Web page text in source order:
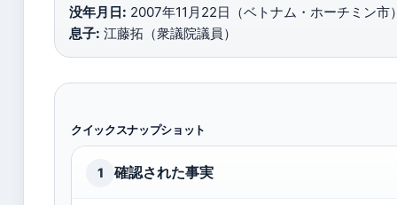
没年月日: 2007年11月22日（ベトナム・ホーチミン市
息子: 江藤拓（衆議院議員）
クイックスナップショット
1 確認された事実